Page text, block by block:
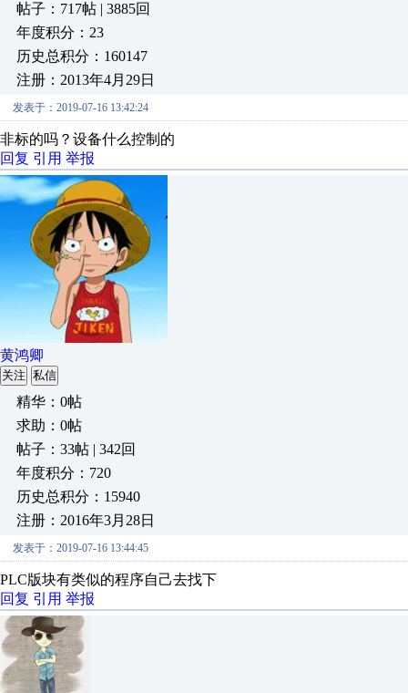
帖子：717帖 | 3885回
年度积分：23
历史总积分：160147
注册：2013年4月29日
发表于：2019-07-16 13:42:24
非标的吗？设备什么控制的
回复 引用 举报
黄鸿卿
关注 私信
精华：0帖
求助：0帖
帖子：33帖 | 342回
年度积分：720
历史总积分：15940
注册：2016年3月28日
发表于：2019-07-16 13:44:45
PLC版块有类似的程序自己去找下
回复 引用 举报